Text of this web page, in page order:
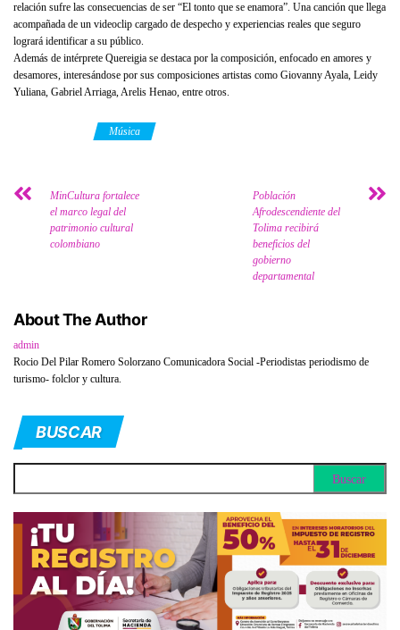
relación sufre las consecuencias de ser “El tonto que se enamora”. Una canción que llega
acompañada de un videoclip cargado de despecho y experiencias reales que seguro
logrará identificar a su público.
Además de intérprete Quereigia se destaca por la composición, enfocado en amores y
desamores, interesándose por sus composiciones artistas como Giovanny Ayala, Leidy
Yuliana, Gabriel Arriaga, Arelis Henao, entre otros.
Música
MinCultura fortalece
el marco legal del
patrimonio cultural
colombiano
Población
Afrodescendiente del
Tolima recibirá
beneficios del
gobierno
departamental
About The Author
admin
Rocio Del Pilar Romero Solorzano Comunicadora Social -Periodistas periodismo de
turismo- folclor y cultura.
BUSCAR